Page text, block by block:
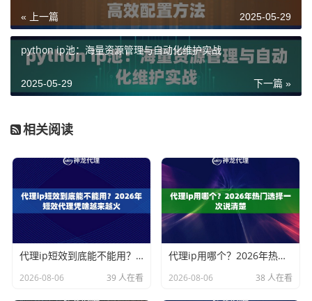
« 上一篇 2025-05-29
python ip池：海量资源管理与自动化维护实战
下一篇 »
2025-05-29
相关阅读
代理ip短效到底能不能用？2026年短效代理凭啥越来越火
2026-08-06 39 人在看
代理ip用哪个？2026年热门选择一次说清楚
2026-08-06 38 人在看